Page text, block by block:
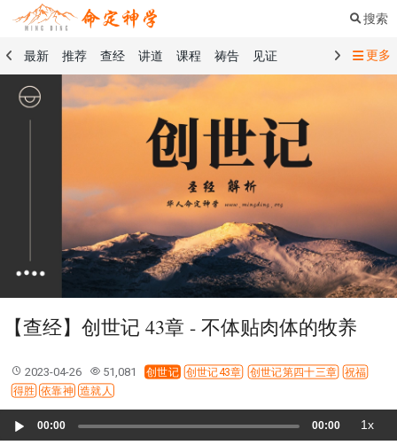
搜索
最新 推荐 查经 讲道 课程 祷告
见证
命定音乐
命定书屋 命定奉献 命定神学
祷告精选
查经精选
创世记 马太福音
传道书
01 创世记
02 出埃及记
03 利未记
04 民数记 05 申命记
06 约书亚记
07 士师记
08 路得记
09 撒母耳记上
10 撒母耳记下
11 列王纪上
12 列王纪下
15 以斯拉记
16 尼希米记 17 以斯帖记
18 约伯记
19 诗篇
20 箴言 21 传道书
23 以赛亚书
25 耶利米哀歌
27 但以理书
28 何西阿书
33 弥迦书
34 那鸿书 35 哈巴谷书
36 西番雅书
37 哈该书
38 撒迦利亚书
40 马太福音
41 马可福音
42 路加福音
更多
【查经】创世记 43章 - 不体贴肉体的牧养
2023-04-26 51,081 创世记 创世记43章 创世记第四十三章
祝福
得胜 依靠神 造就人
Player
00:00 00:00 1x